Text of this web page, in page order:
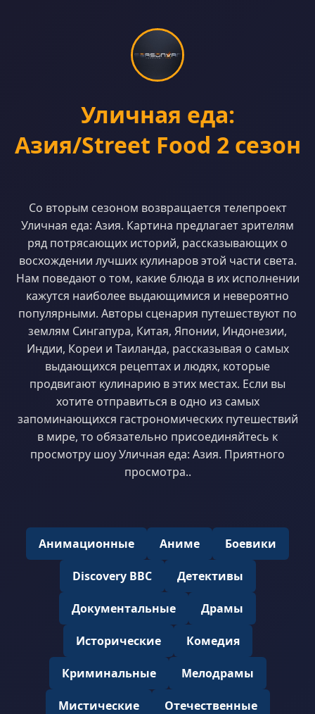
Уличная еда:
Азия/Street Food 2 сезон
Со вторым сезоном возвращается телепроект
Уличная еда: Азия. Картина предлагает зрителям
ряд потрясающих историй, рассказывающих о
восхождении лучших кулинаров этой части света.
Нам поведают о том, какие блюда в их исполнении
кажутся наиболее выдающимися и невероятно
популярными. Авторы сценария путешествуют по
землям Сингапура, Китая, Японии, Индонезии,
Индии, Кореи и Таиланда, рассказывая о самых
выдающихся рецептах и людях, которые
продвигают кулинарию в этих местах. Если вы
хотите отправиться в одно из самых
запоминающихся гастрономических путешествий
в мире, то обязательно присоединяйтесь к
просмотру шоу Уличная еда: Азия. Приятного
просмотра..
Анимационные Аниме Боевики
Discovery BBC Детективы
Документальные Драмы
Исторические Комедия
Криминальные Мелодрамы
Мистические Отечественные